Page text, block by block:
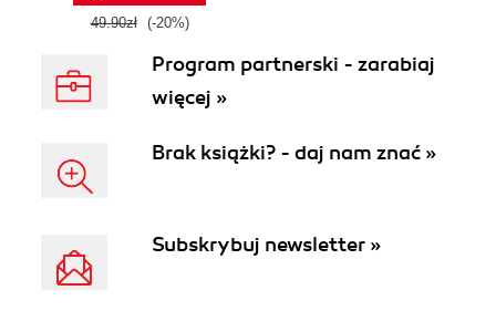
49.90zł (-20%)
Program partnerski - zarabiaj
więcej »
Brak książki? - daj nam znać »
Subskrybuj newsletter »